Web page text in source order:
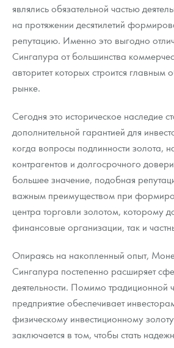
являлись обязательной частью
на протяжении десятилетий
репутацию. Именно это выгодно
Сингапура от большинства
авторитет которых строится главным
рынке.
Сегодня это историческое наследие
дополнительной гарантией для
когда вопросы подлинности золота,
контрагентов и долгосрочного
большее значение, подобная
важным преимуществом при
центра торговли золотом, которому
финансовые организации, так и
Опираясь на накопленный опыт,
Сингапура постепенно расширяет
деятельности. Помимо традиционной
предприятие обеспечивает
физическому инвестиционному
заключается в том, чтобы стать